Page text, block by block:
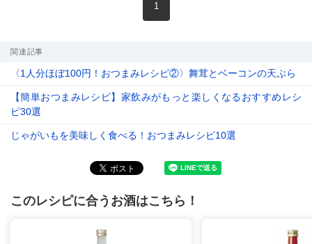
1
関連記事
〈1人分ほぼ100円！おつまみレシピ②〉舞茸とベーコンの天ぷら
【簡単おつまみレシピ】家飲みがもっと楽しくなるおすすめレシ
ピ30選
じゃがいもを美味しく食べる！おつまみレシピ10選
このレシピに合うお酒はこちら！